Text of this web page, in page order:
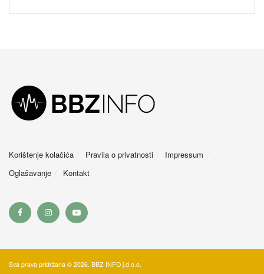
Korištenje kolačića Pravila o privatnosti
Impressum
Oglašavanje
Kontakt
Sva prava pridržana © 2026. BBZ INFO j.d.o.o.